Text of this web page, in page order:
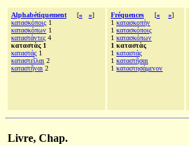
Alphabétiquement [« »]
κατασκόποις 1
κατασκόπων 1
καταστάντες 4
καταστὰς 1
καταστάς 1
καταστεῖλαι 2
καταστῆναι 2
Fréquences [« »]
1 κατασκοπὴν
1 κατασκόποις
1 κατασκόπων
1 καταστὰς
1 καταστάς
1 καταστῆσαι
1 καταστησάμενον
Livre, Chap.